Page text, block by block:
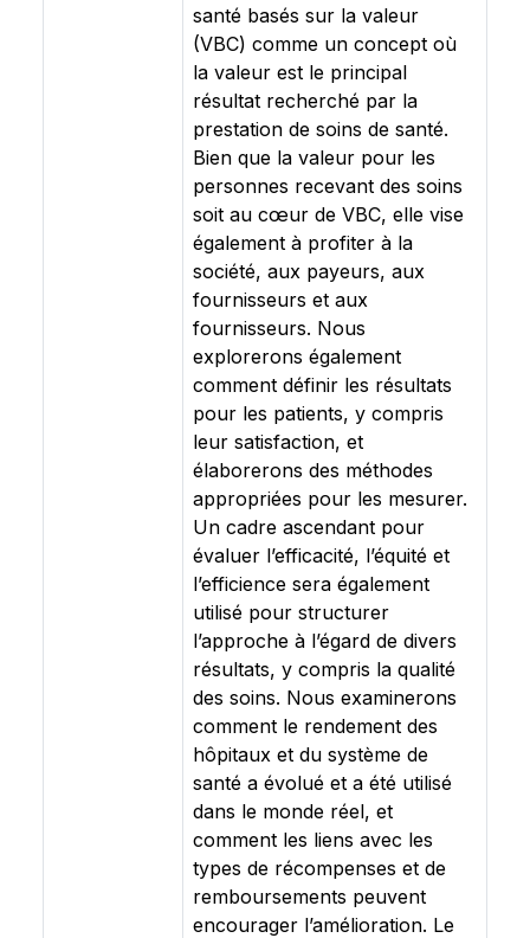
santé basés sur la valeur
(VBC) comme un concept où
la valeur est le principal
résultat recherché par la
prestation de soins de santé.
Bien que la valeur pour les
personnes recevant des soins
soit au cœur de VBC, elle vise
également à profiter à la
société, aux payeurs, aux
fournisseurs et aux
fournisseurs. Nous
explorerons également
comment définir les résultats
pour les patients, y compris
leur satisfaction, et
élaborerons des méthodes
appropriées pour les mesurer.
Un cadre ascendant pour
évaluer l’efficacité, l’équité et
l’efficience sera également
utilisé pour structurer
l’approche à l’égard de divers
résultats, y compris la qualité
des soins. Nous examinerons
comment le rendement des
hôpitaux et du système de
santé a évolué et a été utilisé
dans le monde réel, et
comment les liens avec les
types de récompenses et de
remboursements peuvent
encourager l’amélioration. Le